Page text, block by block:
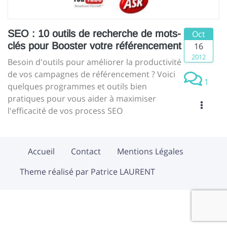
SEO : 10 outils de recherche de mots-
clés pour Booster votre référencement
Besoin d'outils pour améliorer la productivité
de vos campagnes de référencement ? Voici
quelques programmes et outils bien
pratiques pour vous aider à maximiser
l'efficacité de vos process SEO
Oct
16
2012
1
Accueil Contact
Mentions Légales
Theme réalisé par Patrice LAURENT